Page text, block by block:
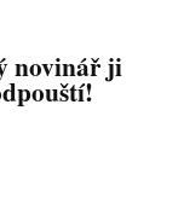
novinář ji